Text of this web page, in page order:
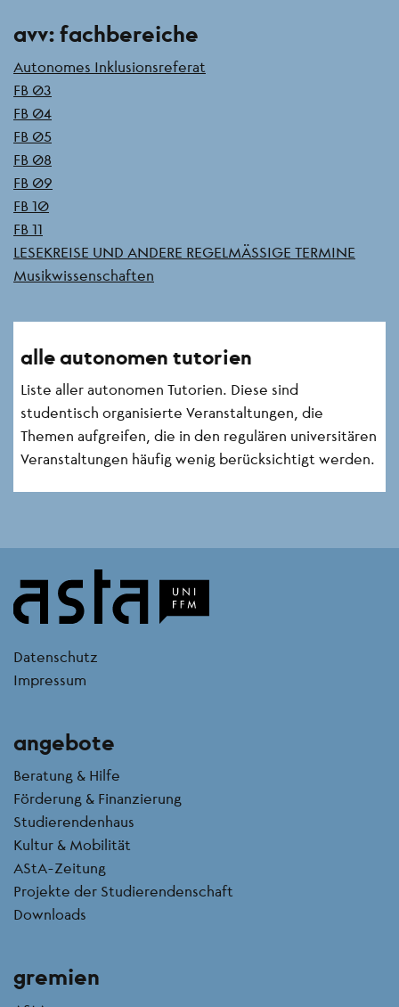
Seitenleiste
avv: fachbereiche
Autonomes Inklusionsreferat
FB 03
FB 04
FB 05
FB 08
FB 09
FB 10
FB 11
LESEKREISE UND ANDERE REGELMÄSSIGE TERMINE
Musikwissenschaften
alle autonomen tutorien
Liste aller autonomen Tutorien. Diese sind
studentisch organisierte Veranstaltungen, die
Themen aufgreifen, die in den regulären universitären
Veranstaltungen häufig wenig berücksichtigt werden.
kontakt
Datenschutz
Impressum
angebote
Beratung & Hilfe
Förderung & Finanzierung
Studierendenhaus
Kultur & Mobilität
AStA-Zeitung
Projekte der Studierendenschaft
Downloads
gremien